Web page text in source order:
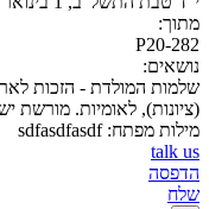
מתוך:
P20-282
נושאים:
שלמות המולדת - הזכות
(ציונות), לאומיות. מורשת
מילות מפתח: sdfasdfasdf
talk us
הדפסה
שלח